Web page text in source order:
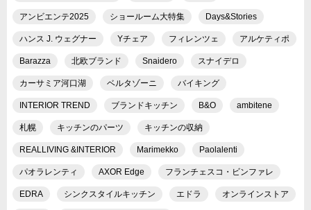
アンビエンテ2025 ショールーム大特集 Days&Stories
ハンス J. ウェグナー Yチェア フィレンツェ アルケティポ
Barazza 北欧ブランド Snaidero スナイデロ
カーサミア河口湖 ベルタゾーニ バイキング
INTERIOR TREND ブランドキッチン B&O ambitene
札幌 キッチンのパーツ キッチンの収納
REALLIVING &INTERIOR Marimekko Paolalenti
パオラレンティ AXOR Edge フランチェスコ・ビンファレ
EDRA シンクスタイルキッチン エドラ オンラインストア